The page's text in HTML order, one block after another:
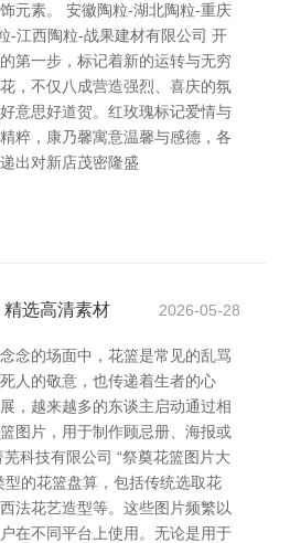
元素。 安徽陶粒-湖北陶粒-重庆
-江西陶粒-战果建材有限公司 开
第一步，标记着新的运转与无穷
，不仅八成营造强烈、喜庆的氛
意思好道贺。红玫瑰标记爱情与
粹，康乃馨寓意温馨与感德，各
出对新店茂密隆盛
选高清素材 2026-05-28
念的场面中，花篮是常见的乱骂
人的敬意，也传递着生者的心
，越来越多的东谈主启动通过相
图片，用于制作顾忌册、海报或
科技有限公司 “祭奠花篮图片大
型的花篮盘算，包括传统选取花
法花艺造型等。这些图片频繁以
在不同平台上使用。无论是用于